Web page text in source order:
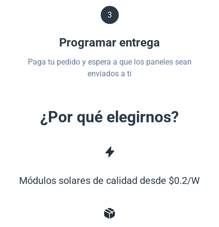
3
Programar entrega
Paga tu pedido y espera a que los paneles sean
enviados a ti
¿Por qué elegirnos?
Módulos solares de calidad desde $0.2/W